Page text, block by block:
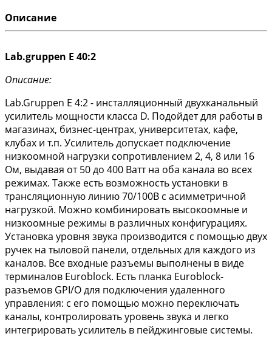
Описание
Lab.gruppen E 40:2
Описание:
Lab.Gruppen E 4:2 - инсталляционный двухканальный
усилитель мощности класса D. Подойдет для работы в
магазинах, бизнес-центрах, университетах, кафе,
клубах и т.п. Усилитель допускает подключение
низкоомной нагрузки сопротивлением 2, 4, 8 или 16
Ом, выдавая от 50 до 400 Ватт на оба канала во всех
режимах. Также есть возможность установки в
трансляционную линию 70/100В с асимметричной
нагрузкой. Можно комбинировать высокоомные и
низкоомные режимы в различных конфигурациях.
Установка уровня звука производится с помощью двух
ручек на тыловой панели, отдельных для каждого из
каналов. Все входные разъемы выполнены в виде
терминалов Euroblock. Есть планка Euroblock-
разъемов GPI/O для подключения удаленного
управления: с его помощью можно переключать
каналы, контролировать уровень звука и легко
интегрировать усилитель в пейджинговые системы.